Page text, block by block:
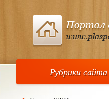
Рубрики сайта